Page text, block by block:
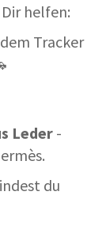
helfen:
Tracker
Leder -
du